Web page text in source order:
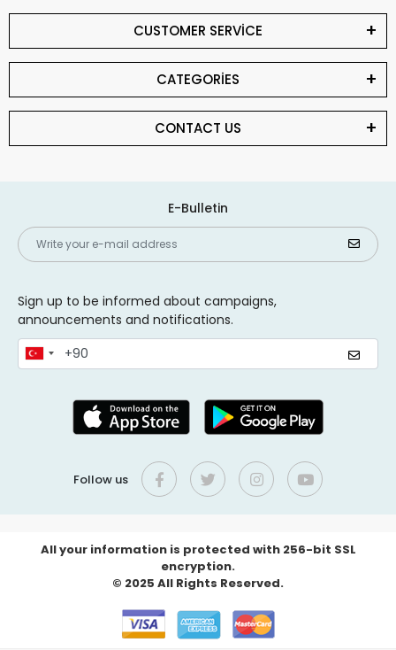
CUSTOMER SERVİCE
CATEGORİES
CONTACT US
E-Bulletin
Sign up to be informed about campaigns,
announcements and notifications.
Follow us
All your information is protected with 256-bit SSL
encryption.
© 2025 All Rights Reserved.